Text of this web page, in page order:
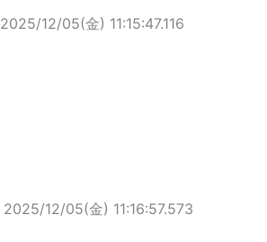
2025/12/05(金) 11:15:47.116
2025/12/05(金) 11:16:57.573